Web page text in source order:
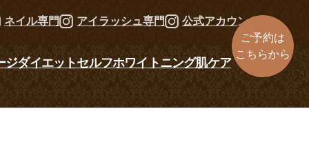
ネイル専門 アイラッシュ専門 公式アカウント
ジダイエットセルフホワイトニング肌ケア
ご予約は
こちらから